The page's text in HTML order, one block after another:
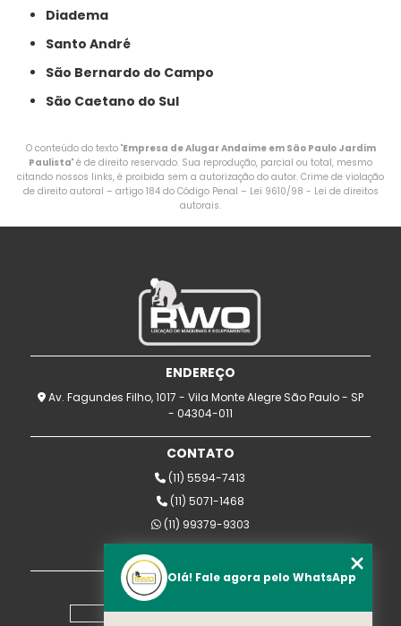
Diadema
Santo André
São Bernardo do Campo
São Caetano do Sul
O conteúdo do texto "Empresa de Alugar Andaime em São Paulo Jardim
Paulista" é de direito reservado. Sua reprodução, parcial ou total, mesmo
citando nossos links, é proibida sem a autorização do autor. Crime de violação
de direito autoral – artigo 184 do Código Penal – Lei 9610/98 - Lei de direitos
autorais.
ENDEREÇO
Av. Fagundes Filho, 1017 - Vila Monte Alegre São Paulo - SP
- 04304-011
CONTATO
(11) 5594-7413
(11) 5071-1468
(11) 99379-9303
rwomaquinas@uol.com.br
MENU
Home
Olá! Fale agora pelo WhatsApp